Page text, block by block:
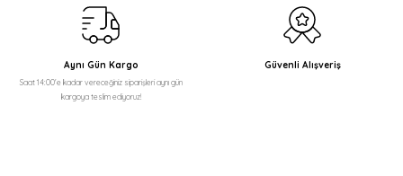
Bu ürüne benzer farklı alternatifler olmalı.
Aynı Gün Kargo
Saat 14:00'e kadar vereceğiniz siparişleri aynı gün
kargoya teslim ediyoruz!
Güvenli Alışveriş